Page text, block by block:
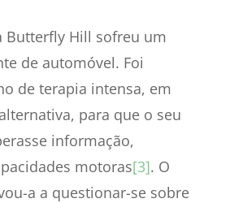
Butterfly Hill sofreu um
de automóvel. Foi
de terapia intensa, em
para que o seu
informação,
motoras[3]. O
a a questionar-se sobre